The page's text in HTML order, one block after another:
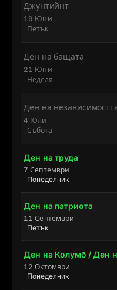
19 Юни
Петък
Джунтийнт
21 Юни
Неделя
Ден на бащата
4 Юли
Събота
Ден на
7 Септември
Понеделник
Ден на труда
11 Септември
Петък
Ден на патриота
12 Октомври
Понеделник
Ден на Колумб / Ден